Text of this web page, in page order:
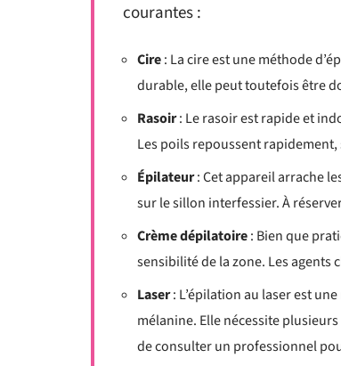
courantes :
Cire: La cire est une méthode
durable, elle peut toutefois être
Rasoir: Le rasoir est rapide et
Les poils repoussent
Épilateur: Cet appareil arrache
sur le sillon interfessier. À
Crème dépilatoire: Bien que
sensibilité de la zone. Les
Laser: L’épilation au laser est
mélanine. Elle nécessite
de consulter un professionnel